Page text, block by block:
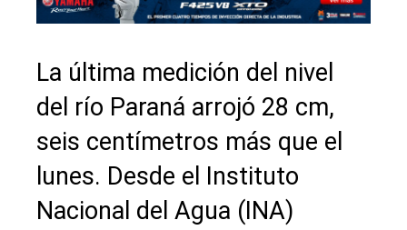
La última medición del nivel
del río Paraná arrojó 28 cm,
seis centímetros más que el
lunes. Desde el Instituto
Nacional del Agua (INA)